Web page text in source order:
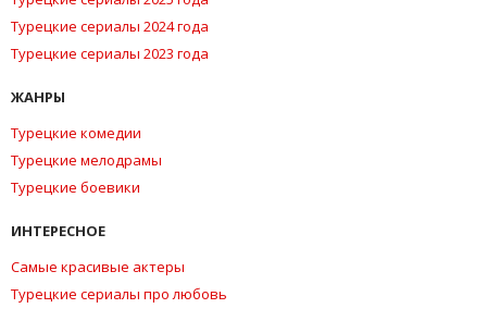
Турецкие сериалы 2024 года
Турецкие сериалы 2023 года
ЖАНРЫ
Турецкие комедии
Турецкие мелодрамы
Турецкие боевики
ИНТЕРЕСНОЕ
Самые красивые актеры
Турецкие сериалы про любовь